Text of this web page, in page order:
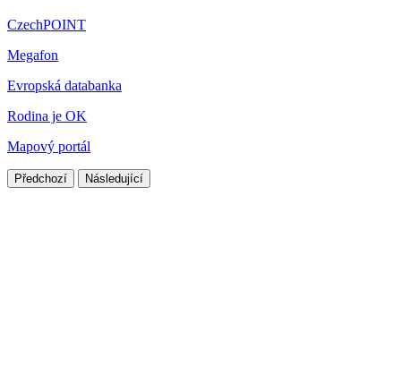
CzechPOINT
Megafon
Evropská databanka
Rodina je OK
Mapový portál
Předchozí Následující